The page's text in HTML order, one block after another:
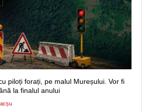
piloți forați, pe malul Mureșului. Vor fi
la finalul anului